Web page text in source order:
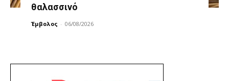
θαλασσινό
Έμβολος - 06/08/2026